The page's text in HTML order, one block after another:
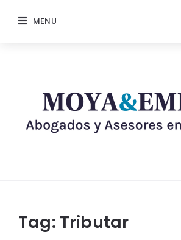
MENU
Tag: Tributar